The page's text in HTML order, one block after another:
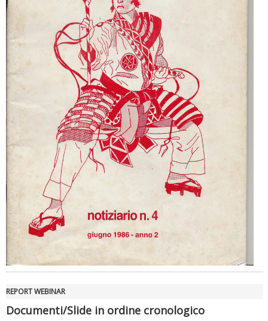
REPORT WEBINAR
Documenti/Slide in ordine cronologico